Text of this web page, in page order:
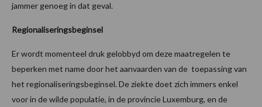
jammer genoeg in dat geval.
Regionaliseringsbeginsel
Er wordt momenteel druk gelobbyd om deze maatregelen te
beperken met name door het aanvaarden van de toepassing van
het regionaliseringsbeginsel. De ziekte doet zich immers enkel
voor in de wilde populatie, in de provincie Luxemburg, en de